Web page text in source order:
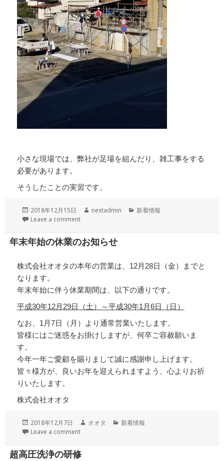
小さな現場では、弊社が足場を組んだり、雑工事をする
必要があります。
そうしたことの実習です。
投
稿
2018年12月15日
作
nextadmin
カ
新着情報
Leave a comment
年末年始の休業のお知らせ
株式会社オオタの本年の営業は、12月28日（金）までと
なります。
年末年始に伴う休業期間は、以下の通りです。
平成30年12月29日（土）～平成30年1月6日（日）
なお、1月7日（月）より通常営業いたします。
皆様にはご迷惑をお掛けしますが、何卒ご容赦願いま
す。
今年一年ご愛顧を賜りまして誠に感謝申し上げます。
皆々様方が、良いお年を迎えられますよう、心よりお祈
りいたします。
株式会社オオタ
投
稿
2018年12月7日
作
オオタ
カ
新着情報
Leave a comment
超高圧洗浄の研修